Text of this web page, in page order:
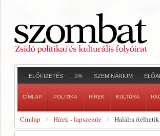
ELŐFIZETÉS 1% SZEMINÁRIUM
CÍMLAP POLITIKA HÍREK KULTÚRA
Címlap Hírek - lapszemle Halálra